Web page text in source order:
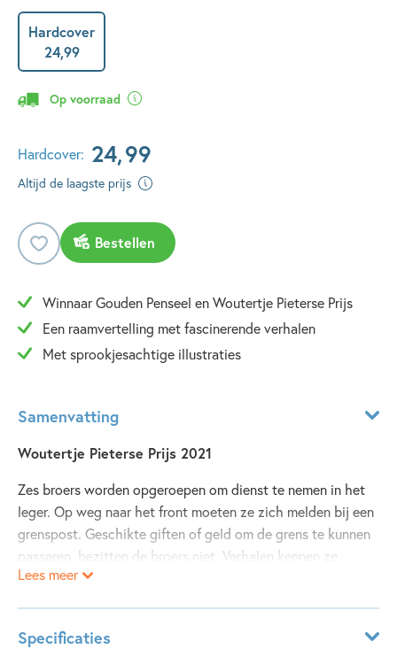
Hardcover
24,99
Op voorraad
Hardcover: 24,99
Altijd de laagste prijs
Bestellen
Winnaar Gouden Penseel en Woutertje Pieterse Prijs
Een raamvertelling met fascinerende verhalen
Met sprookjesachtige illustraties
Samenvatting
Woutertje Pieterse Prijs 2021
Zes broers worden opgeroepen om dienst te nemen in het
leger. Op weg naar het front moeten ze zich melden bij een
grenspost. Geschikte giften of geld om de grens te kunnen
passeren, bezitten de broers niet. Verhalen kennen ze
echter in overvloed. Verhalen over een behekst meer, over
dorp hem van pure jaloezie het liefst een kopje kleiner
Lees meer
Specificaties